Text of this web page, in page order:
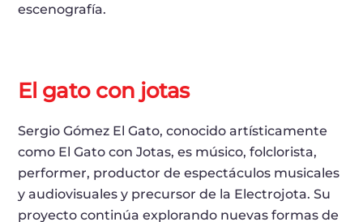
escenografía.
El gato con jotas
Sergio Gómez El Gato, conocido artísticamente
como El Gato con Jotas, es músico, folclorista,
performer, productor de espectáculos musicales
y audiovisuales y precursor de la Electrojota. Su
proyecto continúa explorando nuevas formas de